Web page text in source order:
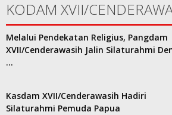
KODAM XVII/
Melalui Pendekatan Religius, Pangdam
XVII/Cenderawasih Jalin Silaturahmi
…
Kasdam XVII/Cenderawasih Hadiri
Silaturahmi Pemuda Papua